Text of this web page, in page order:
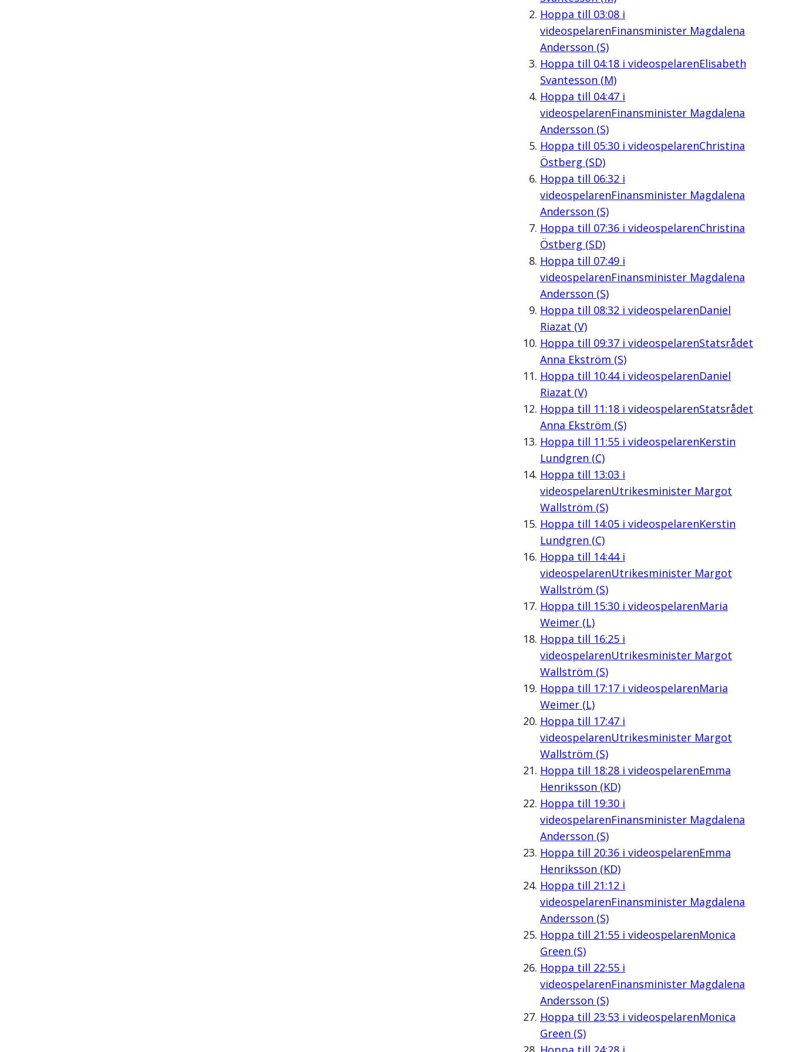
Hoppa till 03:08i
videospelarenFinansminister Magdalena
Andersson (S)
Hoppa till 04:18i videospelarenElisabeth
Svantesson (M)
Hoppa till 04:47i
videospelarenFinansminister Magdalena
Andersson (S)
Hoppa till 05:30i videospelarenChristina
Östberg (SD)
Hoppa till 06:32 i
videospelarenFinansminister Magdalena
Andersson (S)
Hoppa till 07:36i videospelarenChristina
Östberg (SD)
Hoppa till 07:49i
videospelarenFinansminister Magdalena
Andersson (S)
Hoppa till 08:32 i videospelarenDaniel
Riazat (V)
Hoppa till 09:37i videospelarenStatsrådet
Anna Ekström (S)
Hoppa till 10:44i videospelarenDaniel
Riazat (V)
Hoppa till 11:18i videospelarenStatsrådet
Anna Ekström (S)
Hoppa till 11:55i videospelarenKerstin
Lundgren (C)
Hoppa till 13:03 i
videospelarenUtrikesminister Margot
Wallström (S)
Hoppa till 14:05i videospelarenKerstin
Lundgren (C)
Hoppa till 14:44i
videospelarenUtrikesminister Margot
Wallström (S)
Hoppa till 15:30i videospelarenMaria
Weimer (L)
Hoppa till 16:25i
videospelarenUtrikesminister Margot
Wallström (S)
Hoppa till 17:17i videospelarenMaria
Weimer (L)
Hoppa till 17:47i
videospelarenUtrikesminister Margot
Wallström (S)
Hoppa till 18:28i videospelarenEmma
Henriksson (KD)
Hoppa till 19:30i
videospelarenFinansminister Magdalena
Andersson (S)
Hoppa till 20:36i videospelarenEmma
Henriksson (KD)
Hoppa till 21:12 i
videospelarenFinansminister Magdalena
Andersson (S)
Hoppa till 21:55i videospelarenMonica
Green (S)
Hoppa till 22:55i
videospelarenFinansminister Magdalena
Andersson (S)
Hoppa till 23:53 i videospelarenMonica
Green (S)